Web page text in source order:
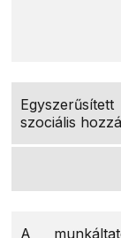
szociális
A